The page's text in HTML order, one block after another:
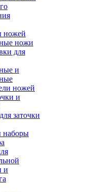
ножей
ножи
для
и
ножей
и
заточки
и